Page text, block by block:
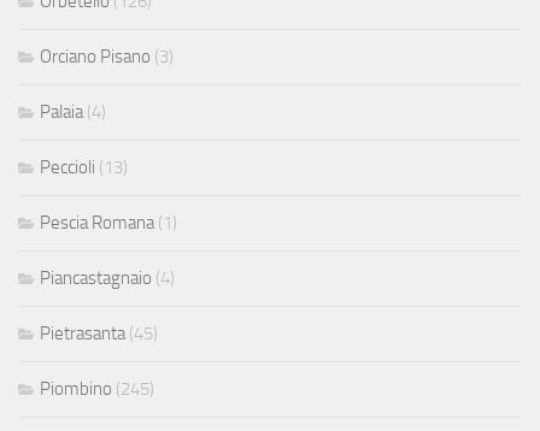
Orciano Pisano (3)
Palaia (4)
Peccioli (13)
Pescia Romana (1)
Piancastagnaio (4)
Pietrasanta (45)
Piombino (245)